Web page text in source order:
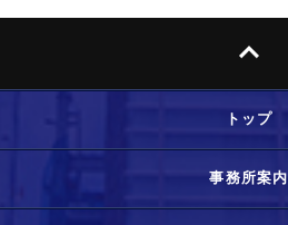
トップ
事務所案内